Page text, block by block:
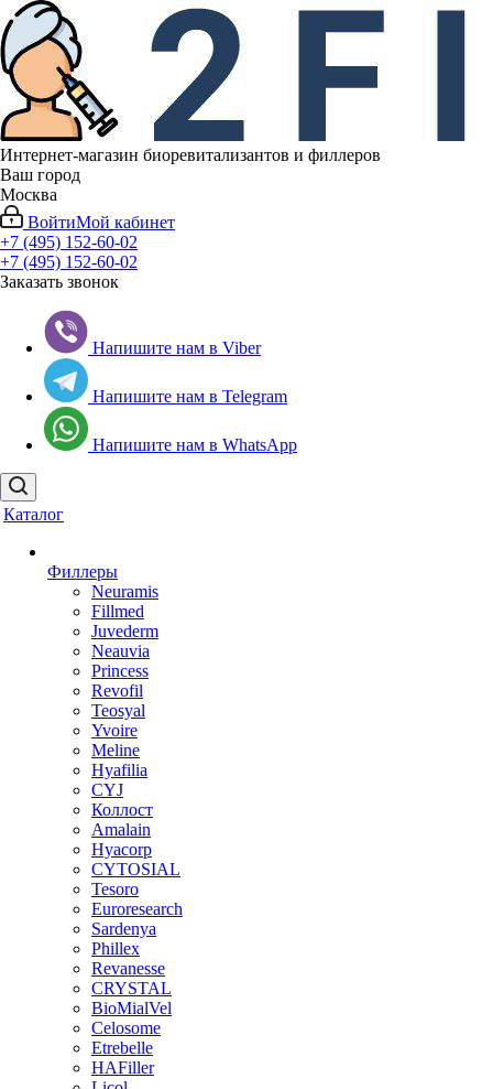
Интернет-магазин биоревитализантов и филлеров
Ваш город
Москва
ВойтиМой кабинет
+7 (495) 152-60-02
+7 (495) 152-60-02
Заказать звонок
Напишите нам в Viber
Напишите нам в Telegram
Напишите нам в WhatsApp
Каталог
Филлеры
Neuramis
Fillmed
Juvederm
Neauvia
Princess
Revofil
Teosyal
Yvoire
Meline
Hyafilia
CYJ
Коллост
Amalain
Hyacorp
CYTOSIAL
Tesoro
Euroresearch
Sardenya
Phillex
Revanesse
CRYSTAL
BioMialVel
Celosome
Etrebelle
HAFiller